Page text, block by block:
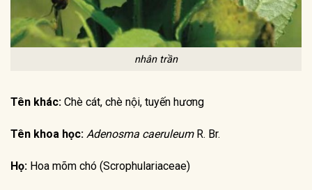
nhân trần
Tên khác: Chè cát, chè nội, tuyến hương
Tên khoa học: Adenosma caeruleumR. Br.
Họ: Hoa mõm chó (Scrophulariaceae)